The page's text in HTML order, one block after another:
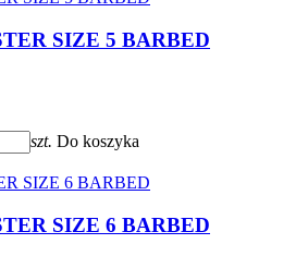
SIZE 5 BARBED
szt. Do koszyka
SIZE 6 BARBED